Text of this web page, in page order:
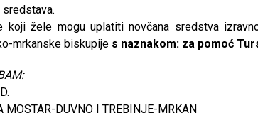
sredstava.
koji žele mogu uplatiti novčana sredstva
mrkanske biskupije s naznakom: za pomoć
MOSTAR-DUVNO I TREBINJE-MRKAN